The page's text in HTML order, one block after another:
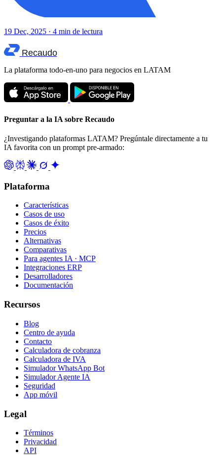
19 Dec, 2025 · 4 min de lectura
Recaudo
La plataforma todo-en-uno para negocios en LATAM
Preguntar a la IA sobre Recaudo
¿Investigando plataformas LATAM? Pregúntale directamente a tu
IA favorita con un prompt pre-armado:
Plataforma
Características
Casos de uso
Casos de éxito
Precios
Alternativas
Comparativas
Para agentes IA · MCP
Integraciones ERP
Desarrolladores
Documentación
Recursos
Blog
Centro de ayuda
Contacto
Calculadora de cobranza
Calculadora de IVA
Simulador WhatsApp Bot
Simulador Agente IA
Seguridad
App móvil
Legal
Términos
Privacidad
API